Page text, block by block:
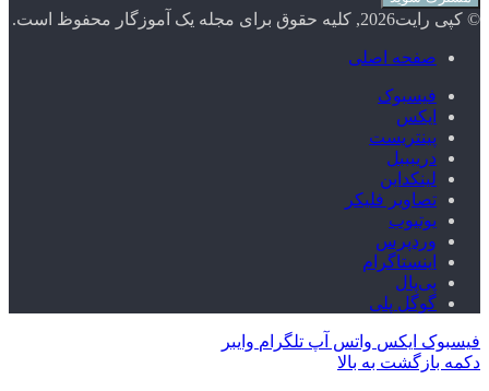
© کپی رایت2026, کلیه حقوق برای مجله یک آموزگار محفوظ است.
صفحه اصلی
فیسبوک
ایکس
پینتریست
دریبببل
لینکداین
تصاویر فلیکر
یوتیوب
وردپرس
اینستاگرام
پی‌پال
گوگل پلی
فیسبوک ایکس واتس آپ تلگرام وایبر
دکمه بازگشت به بالا